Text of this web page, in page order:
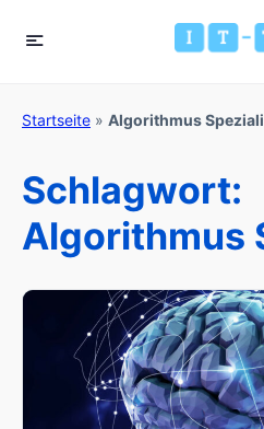
Startseite » Algorithmus
Schlagwort:
Algorithmus